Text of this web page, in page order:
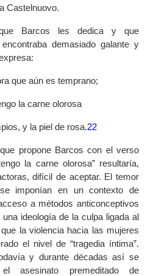
Castelnuovo.
Barcos les dedica y que
encontraba demasiado galante y
que aún es temprano;
la carne olorosa
y la piel de rosa.22
propone Barcos con el verso
la carne olorosa” resultaría,
difícil de aceptar. El temor
imponían en un contexto de
a métodos anticonceptivos
ideología de la culpa ligada al
la violencia hacia las mujeres
el nivel de “tragedia íntima”.
y durante décadas así se
el asesinato premeditado de